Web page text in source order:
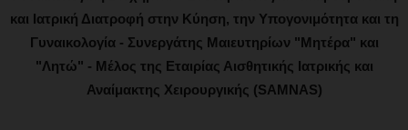
και Ιατρική Διατροφή στην Κύηση, την Υπογονιμότητα και τη
Γυναικολογία - Συνεργάτης Μαιευτηρίων "Μητέρα" και
"Λητώ" - Μέλος της Εταιρίας Αισθητικής Ιατρικής και
Αναίμακτης Χειρουργικής (SAMNAS)